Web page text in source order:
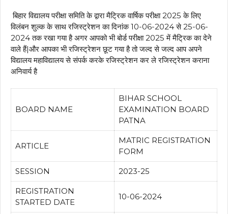
बिहार विद्यालय परीक्षा समिति के द्वारा मैट्रिक वार्षिक परीक्षा 2025 के लिए
विलंबन शुल्क के साथ रजिस्ट्रेशन का दिनांक 10-06-2024 से 25-06-
2024 तक रखा गया है अगर आपको भी बोर्ड परीक्षा 2025 में मैट्रिक का देने
वाले हैं|और आपका भी रजिस्ट्रेशन छूट गया है तो जल्द से जल्द आप अपने
विद्यालय महाविद्यालय से संपर्क करके रजिस्ट्रेशन कर ले रजिस्ट्रेशन कराना
अनिवार्य है
BOARD NAME
BIHAR SCHOOL
EXAMINATION BOARD
PATNA
ARTICLE
MATRIC REGISTRATION
FORM
SESSION 2023-25
REGISTRATION
STARTED DATE
10-06-2024